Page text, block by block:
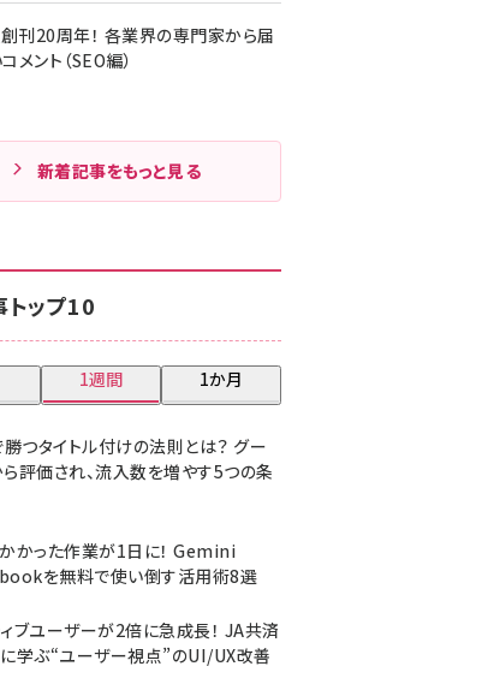
刊20周年！ 各業界の専門家から届
メント（SEO編）
新着記事をもっと見る
トップ10
1週間 1か月
つタイトル付けの法則とは？ グー
評価され、流入数を増やす5つの条
かった作業が1日に！ Gemini
を無料で使い倒す活用術8選
ブユーザーが2倍に急成長！ JA共済
学ぶ“ユーザー視点”のUI/UX改善